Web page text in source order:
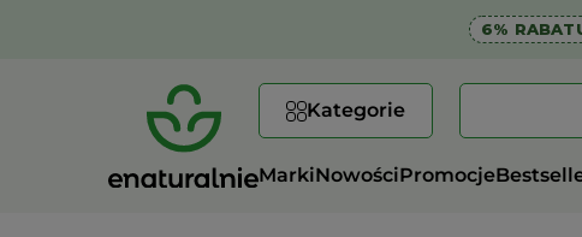
6%
Kategorie
MarkiNowościPromocje